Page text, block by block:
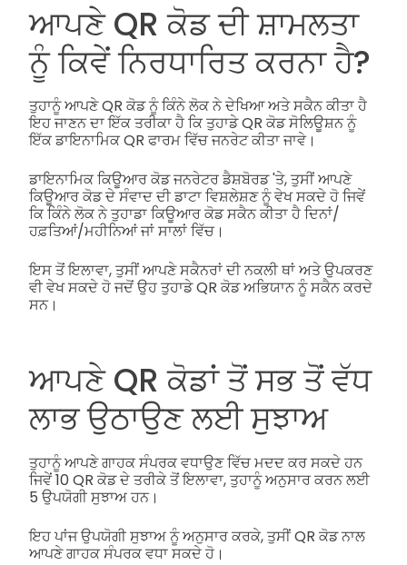
ਆਪਣੇ QR ਕੋਡ ਦੀ ਸ਼ਾਮਲਤਾ
ਨੂੰ ਕਿਵੇਂ ਨਿਰਧਾਰਿਤ ਕਰਨਾ ਹੈ?
ਤੁਹਾਨੂੰ ਆਪਣੇ QR ਕੋਡ ਨੂੰ ਕਿੰਨੇ ਲੋਕ ਨੇ ਦੇਖਿਆ ਅਤੇ ਸਕੈਨ ਕੀਤਾ ਹੈ
ਇਹ ਜਾਣਨ ਦਾ ਇੱਕ ਤਰੀਕਾ ਹੈ ਕਿ ਤੁਹਾਡੇ QR ਕੋਡ ਸੋਲਿਊਸ਼ਨ ਨੂੰ
ਇੱਕ ਡਾਇਨਾਮਿਕ QR ਫਾਰਮ ਵਿੱਚ ਜਨਰੇਟ ਕੀਤਾ ਜਾਵੇ।
ਡਾਇਨਾਮਿਕ ਕਿਊਆਰ ਕੋਡ ਜਨਰੇਟਰ ਡੈਸ਼ਬੋਰਡ 'ਤੇ, ਤੁਸੀਂ ਆਪਣੇ
ਕਿਊਆਰ ਕੋਡ ਦੇ ਸੰਵਾਦ ਦੀ ਡਾਟਾ ਵਿਸ਼ਲੇਸ਼ਣ ਨੂੰ ਵੇਖ ਸਕਦੇ ਹੋ ਜਿਵੇਂ
ਕਿ ਕਿੰਨੇ ਲੋਕ ਨੇ ਤੁਹਾਡਾ ਕਿਊਆਰ ਕੋਡ ਸਕੈਨ ਕੀਤਾ ਹੈ ਦਿਨਾਂ/
ਹਫ਼ਤਿਆਂ/ਮਹੀਨਿਆਂ ਜਾਂ ਸਾਲਾਂ ਵਿੱਚ।
ਇਸ ਤੋਂ ਇਲਾਵਾ, ਤੁਸੀਂ ਆਪਣੇ ਸਕੈਨਰਾਂ ਦੀ ਨਕਲੀ ਥਾਂ ਅਤੇ ਉਪਕਰਣ
ਵੀ ਵੇਖ ਸਕਦੇ ਹੋ ਜਦੋਂ ਉਹ ਤੁਹਾਡੇ QR ਕੋਡ ਅਭਿਯਾਨ ਨੂੰ ਸਕੈਨ ਕਰਦੇ
ਸਨ।
ਆਪਣੇ QR ਕੋਡਾਂ ਤੋਂ ਸਭ ਤੋਂ ਵੱਧ
ਲਾਭ ਉਠਾਉਣ ਲਈ ਸੁਝਾਅ
ਤੁਹਾਨੂੰ ਆਪਣੇ ਗਾਹਕ ਸੰਪਰਕ ਵਧਾਉਣ ਵਿੱਚ ਮਦਦ ਕਰ ਸਕਦੇ ਹਨ
ਜਿਵੇਂ 10 QR ਕੋਡ ਦੇ ਤਰੀਕੇ ਤੋਂ ਇਲਾਵਾ, ਤੁਹਾਨੂੰ ਅਨੁਸਾਰ ਕਰਨ ਲਈ
5 ਉਪਯੋਗੀ ਸੁਝਾਅ ਹਨ।
ਇਹ ਪਾਂਜ ਉਪਯੋਗੀ ਸੁਝਾਅ ਨੂੰ ਅਨੁਸਾਰ ਕਰਕੇ, ਤੁਸੀਂ QR ਕੋਡ ਨਾਲ
ਆਪਣੇ ਗਾਹਕ ਸੰਪਰਕ ਵਧਾ ਸਕਦੇ ਹੋ।